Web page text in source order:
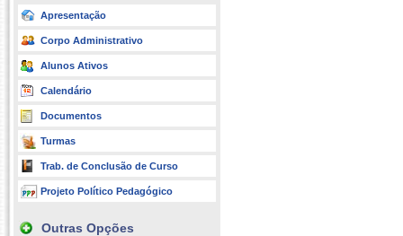
Apresentação
Corpo Administrativo
Alunos Ativos
Calendário
Documentos
Turmas
Trab. de Conclusão de Curso
Projeto Político Pedagógico
Outras Opções